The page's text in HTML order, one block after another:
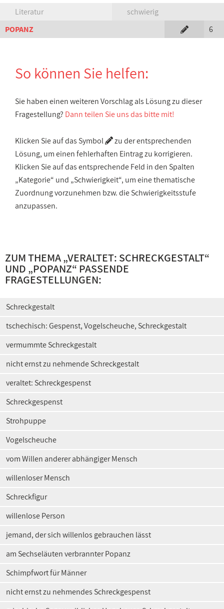
Literatur
schwierig
POPANZ
6
So können Sie helfen:
Sie haben einen weiteren Vorschlag als Lösung zu dieser
Fragestellung? Dann teilen Sie uns das bitte mit!
Klicken Sie auf das Symbol
zu der entsprechenden
Lösung, um einen fehlerhaften Eintrag zu korrigieren.
Klicken Sie auf das entsprechende Feld in den Spalten
„Kategorie“ und „Schwierigkeit“, um eine thematische
Zuordnung vorzunehmen bzw. die Schwierigkeitsstufe
anzupassen.
ZUM THEMA „VERALTET: SCHRECKGESTALT“
UND „POPANZ“ PASSENDE
FRAGESTELLUNGEN:
Schreckgestalt
tschechisch: Gespenst, Vogelscheuche, Schreckgestalt
vermummte Schreckgestalt
nicht ernst zu nehmende Schreckgestalt
veraltet: Schreckgespenst
Schreckgespenst
Strohpuppe
Vogelscheuche
vom Willen anderer abhängiger Mensch
willenloser Mensch
Schreckfigur
willenlose Person
jemand, der sich willenlos gebrauchen lässt
am Sechseläuten verbrannter Popanz
Schimpfwort für Männer
nicht ernst zu nehmendes Schreckgespenst